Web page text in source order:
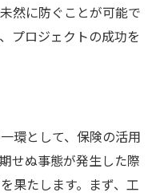
然に防ぐことが可能で
プロジェクトの成功を
環として、保険の活用
せぬ事態が発生した際
果たします。まず、工